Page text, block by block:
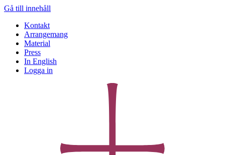
Gå till innehåll
Kontakt
Arrangemang
Material
Press
In English
Logga in